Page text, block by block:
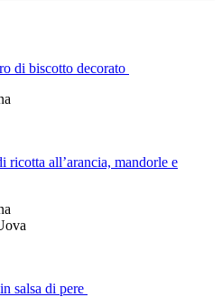
di biscotto decorato
all’arancia, mandorle e
salsa di pere